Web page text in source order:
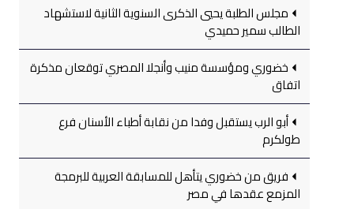
مجلس الطلبة يحيي الذكرى السنوية الثانية لاستشهاد
الطالب سمير حميدي
خضوري ومؤسسة منيب وأنجلا المصري توقعان مذكرة
اتفاق
أبو الرب يستقبل وفدا من نقابة أطباء الأسنان فرع
طولكرم
فريق من خضوري يتأهل للمسابقة العربية للبرمجة
المزمع عقدها في مصر